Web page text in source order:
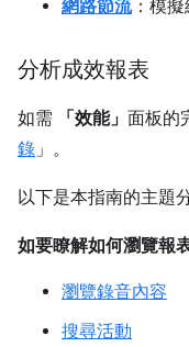
網路節流：模擬
分析成效報表
如需 「效能」 面板的
錄」。
以下是本指南的主題
如要瞭解如何瀏覽報
瀏覽錄音內容
搜尋活動